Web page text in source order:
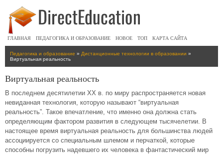
ГЛАВНАЯ ПЕДАГОГИКА И ОБРАЗОВАНИЕ НОВОЕ ТОП КАРТА САЙТА
Педагогика и образование » Дистанционные технологии в образовании »
Виртуальная реальность
Виртуальная реальность
В последнем десятилетии XX в. по миру распространяется новая
невиданная технология, которую называют “виртуальная
реальность”. Такое впечатление, что именно она должна стать
определяющим фактором развития в следующем тысячелетии. В
настоящее время виртуальная реальность для большинства людей
ассоциируется со специальным шлемом и перчаткой, которые
способны погрузить надевшего их человека в фантастический мир